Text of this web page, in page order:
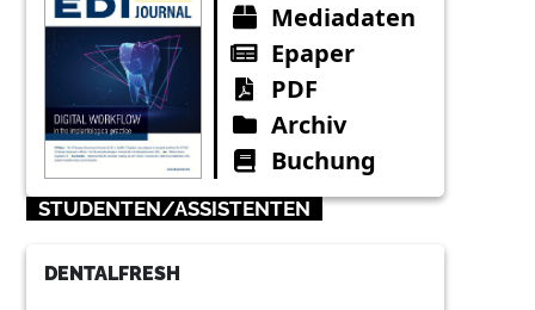
Mediadaten
Epaper
PDF
Archiv
Buchung
STUDENTEN/ASSISTENTEN
DENTALFRESH